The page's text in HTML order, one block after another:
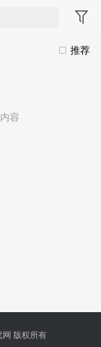
推荐
容
版权所有